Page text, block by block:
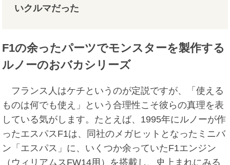
いクルマだった
F1の余ったパーツでモンスターを製作する
ルノーのおバカシリーズ
フランス人はケチというのが定説ですが、「使える
ものは何でも使え」という合理性こそ彼らの真理を表
している気がします。たとえば、1995年にルノーが作
ったエスパスF1は、同社のメガヒットとなったミニバ
ン「エスパス」に、いくつか余っていたF1エンジン
（ウィリアムスFW14用）を搭載し、史上まれにみる